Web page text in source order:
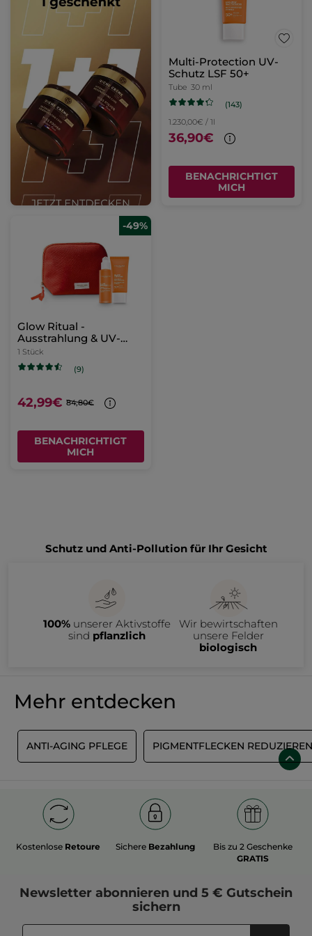
Multi-Protection UV-
Schutz LSF 50+​
Tube 30 ml
(143)
1.230,00€ / 1l
36,90€
BENACHRICHTIGT
MICH
-49%
Glow Ritual -
Ausstrahlung & UV-
Schutz
1 Stück
(9)
42,99€ 84,80€
BENACHRICHTIGT
MICH
Schutz und Anti-Pollution für Ihr Gesicht
100%unserer Aktivstoffe
sind pflanzlich
Wir bewirtschaften
unsere Felder
biologisch
Mehr entdecken
ANTI-AGING PFLEGE PIGMENTFLECKEN REDUZIEREN
Kostenlose Retoure Sichere Bezahlung
Bis zu 2 Geschenke
GRATIS
Newsletter abonnieren und 5 € Gutschein
sichern